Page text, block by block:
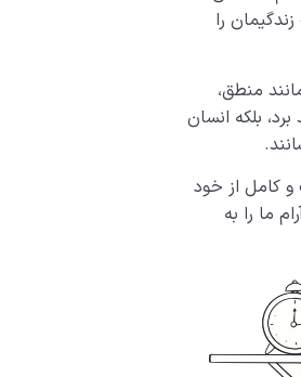
را
منطق،
بلکه انسان
کامل از خود
ما را به